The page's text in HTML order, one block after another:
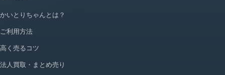
かいとりちゃんとは？
ご利用方法
高く売るコツ
法人買取・まとめ売り